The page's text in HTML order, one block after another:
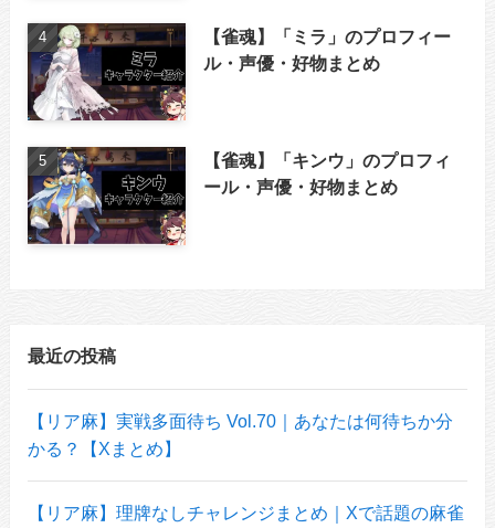
【雀魂】「ミラ」のプロフィー
ル・声優・好物まとめ
【雀魂】「キンウ」のプロフィ
ール・声優・好物まとめ
最近の投稿
【リア麻】実戦多面待ち Vol.70｜あなたは何待ちか分
かる？【Xまとめ】
【リア麻】理牌なしチャレンジまとめ｜Xで話題の麻雀